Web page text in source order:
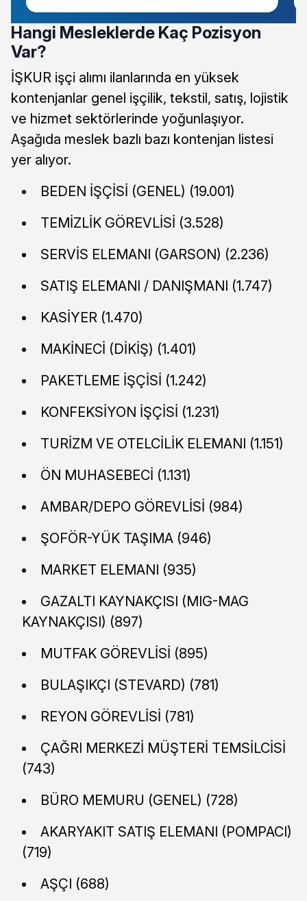
Hangi Mesleklerde Kaç Pozisyon
Var?
İŞKUR işçi alımı ilanlarında en yüksek
kontenjanlar genel işçilik, tekstil, satış, lojistik
ve hizmet sektörlerinde yoğunlaşıyor.
Aşağıda meslek bazlı bazı kontenjan listesi
yer alıyor.
BEDEN İŞÇİSİ (GENEL) (19.001)
TEMİZLİK GÖREVLİSİ (3.528)
SERVİS ELEMANI (GARSON) (2.236)
SATIŞ ELEMANI / DANIŞMANI (1.747)
KASİYER (1.470)
MAKİNECİ (DİKİŞ) (1.401)
PAKETLEME İŞÇİSİ (1.242)
KONFEKSİYON İŞÇİSİ (1.231)
TURİZM VE OTELCİLİK ELEMANI (1.151)
ÖN MUHASEBECİ (1.131)
AMBAR/DEPO GÖREVLİSİ (984)
ŞOFÖR-YÜK TAŞIMA (946)
MARKET ELEMANI (935)
GAZALTI KAYNAKÇISI (MIG-MAG
KAYNAKÇISI) (897)
MUTFAK GÖREVLİSİ (895)
BULAŞIKÇI (STEVARD) (781)
REYON GÖREVLİSİ (781)
ÇAĞRI MERKEZİ MÜŞTERİ TEMSİLCİSİ
(743)
BÜRO MEMURU (GENEL) (728)
AKARYAKIT SATIŞ ELEMANI (POMPACI)
(719)
AŞÇI (688)